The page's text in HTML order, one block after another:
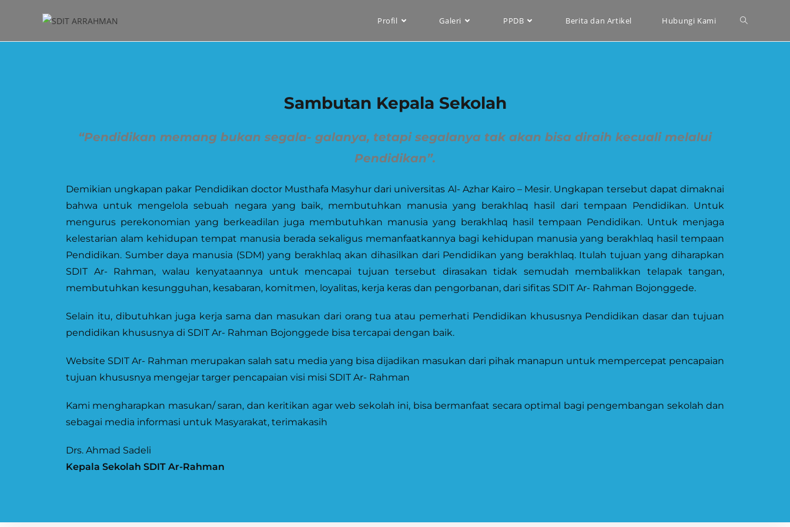
Profil Galeri PPDB Berita dan Artikel Hubungi Kami
Sambutan Kepala Sekolah
“Pendidikan memang bukan segala- galanya, tetapi segalanya tak akan bisa diraih kecuali melalui
Pendidikan”.
Demikian ungkapan pakar Pendidikan doctor Musthafa Masyhur dari universitas Al- Azhar Kairo – Mesir. Ungkapan tersebut dapat dimaknai
bahwa untuk mengelola sebuah negara yang baik, membutuhkan manusia yang berakhlaq hasil dari tempaan Pendidikan. Untuk
mengurus perekonomian yang berkeadilan juga membutuhkan manusia yang berakhlaq hasil tempaan Pendidikan. Untuk menjaga
kelestarian alam kehidupan tempat manusia berada sekaligus memanfaatkannya bagi kehidupan manusia yang berakhlaq hasil tempaan
Pendidikan. Sumber daya manusia (SDM) yang berakhlaq akan dihasilkan dari Pendidikan yang berakhlaq. Itulah tujuan yang diharapkan
SDIT Ar- Rahman, walau kenyataannya untuk mencapai tujuan tersebut dirasakan tidak semudah membalikkan telapak tangan,
membutuhkan kesungguhan, kesabaran, komitmen, loyalitas, kerja keras dan pengorbanan, dari sifitas SDIT Ar- Rahman Bojonggede.
Selain itu, dibutuhkan juga kerja sama dan masukan dari orang tua atau pemerhati Pendidikan khususnya Pendidikan dasar dan tujuan
pendidikan khususnya di SDIT Ar- Rahman Bojonggede bisa tercapai dengan baik.
Website SDIT Ar- Rahman merupakan salah satu media yang bisa dijadikan masukan dari pihak manapun untuk mempercepat pencapaian
tujuan khususnya mengejar targer pencapaian visi misi SDIT Ar- Rahman
Kami mengharapkan masukan/ saran, dan keritikan agar web sekolah ini, bisa bermanfaat secara optimal bagi pengembangan sekolah dan
sebagai media informasi untuk Masyarakat, terimakasih
Drs. Ahmad Sadeli
Kepala Sekolah SDIT Ar-Rahman